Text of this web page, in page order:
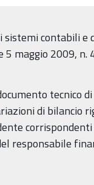
contabili e
maggio 2009, n.
tecnico di
di bilancio
responsabile